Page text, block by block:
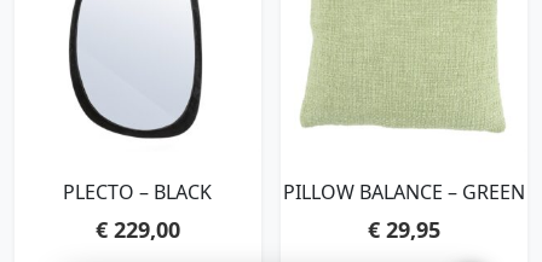
PLECTO – BLACK
€229,00
PILLOW BALANCE – GREEN
€ 29,95